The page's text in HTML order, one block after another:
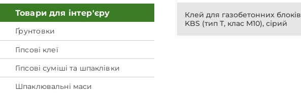
Товари для інтер'єру
Ґрунтовки
Гіпсові клеї
Гіпсові суміші та шпаклівки
Шпаклювальні маси
Клей для газобетонних блоків
KBS (тип T, клас M10), сірий